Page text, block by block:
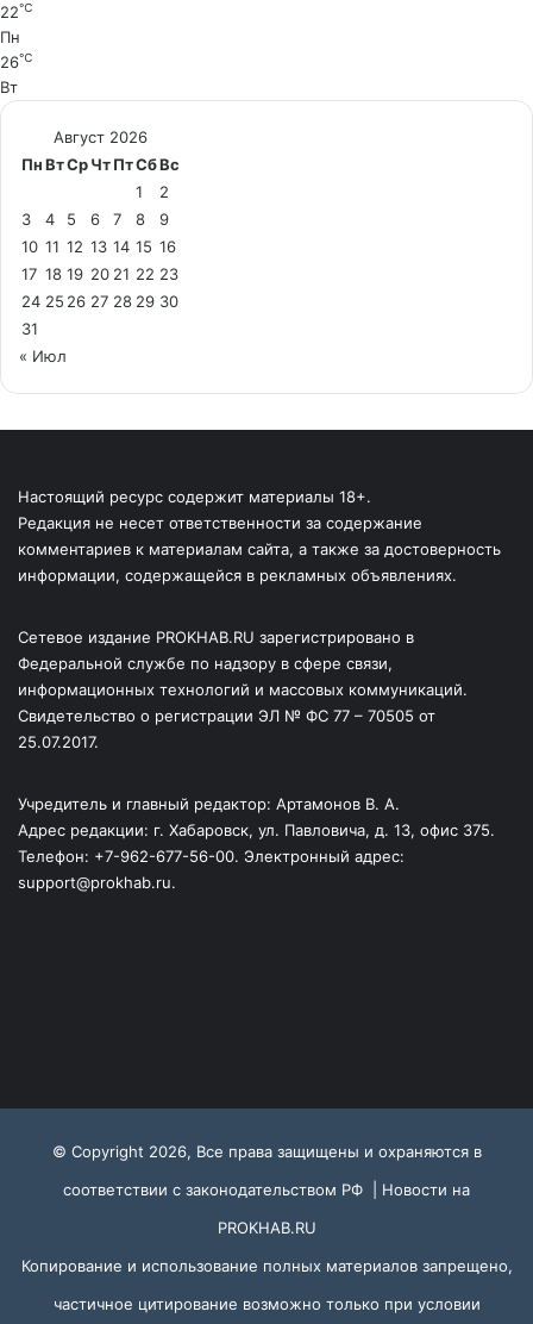
22℃
Пн
26℃
Вт
Август 2026
ПнВтСрЧтПтСбВс
1
2
3
4 5 6 7 8
9
10 11 12 13 14 15 16
17 18 19 20 21 22 23
24 25 26 27 28 29 30
31
« Июл
Настоящий ресурс содержит материалы 18+.
Редакция не несет ответственности за содержание
комментариев к материалам сайта, а также за достоверность
информации, содержащейся в рекламных объявлениях.
Сетевое издание PROKHAB.RU зарегистрировано в
Федеральной службе по надзору в сфере связи,
информационных технологий и массовых коммуникаций.
Свидетельство о регистрации ЭЛ № ФС 77 – 70505 от
25.07.2017.
Учредитель и главный редактор: Артамонов В. А.
Адрес редакции: г. Хабаровск, ул. Павловича, д. 13, офис 375.
Телефон: +7-962-677-56-00. Электронный адрес:
support@prokhab.ru.
© Copyright 2026, Все права защищены и охраняются в
соответствии с законодательством РФ | Новости на
PROKHAB.RU
Копирование и использование полных материалов запрещено,
частичное цитирование возможно только при условии